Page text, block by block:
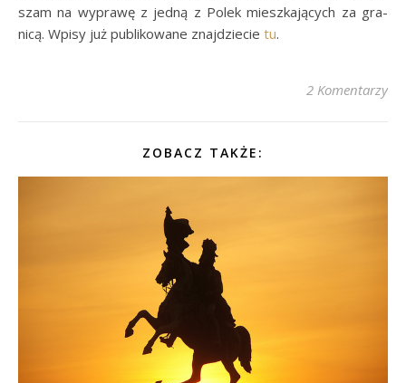
szam na wy­prawę z jedną z Pol­ek miesz­ka­ją­cych za gra­
nicą. Wpisy już pu­bli­ko­wane znaj­dzie­cie tu.
2 Komentarzy
ZOBACZ TAKŻE: